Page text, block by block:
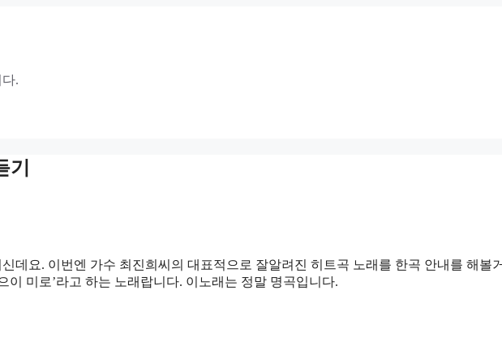
.
데요. 이번엔 가수 최진희씨의 대표적으로 잘알려진 히트곡 노래를 한곡 안내를 해볼
이 미로’라고 하는 노래랍니다. 이노래는 정말 명곡입니다.